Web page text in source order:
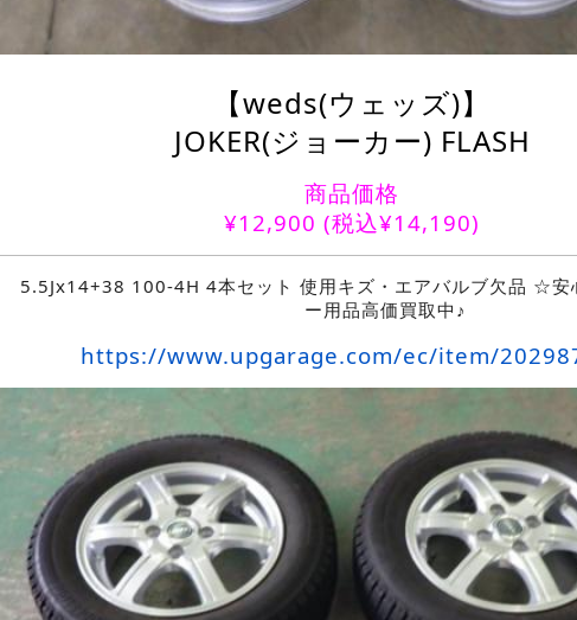
【weds(ウェッズ)】
JOKER(ジョーカー) FLASH
商品価格
¥12,900 (税込¥14,190)
5.5Jx14+38 100-4H 4本セット 使用キズ・エアバルブ欠品 ☆
ー用品高価買取中♪
https://www.upgarage.com/ec/item/